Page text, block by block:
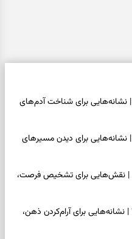
فال اسم امروز یکشنبه ۱۸ مرداد ۱۴۰۵ | نشانه‌هایی برای شناخت آدم‌های
فال چای امروز یکشنبه ۱۸ مرداد ۱۴۰۵ | نشانه‌هایی برای دیدن مسیرهای
فال قهوه امروز یکشنبه ۱۸ مرداد ۱۴۰۵ | نقش‌هایی برای تشخیص فرصت،
فال شمع امروز یکشنبه ۱۸ مرداد ۱۴۰۵ | نشانه‌هایی برای آرام‌کردن ذهن،